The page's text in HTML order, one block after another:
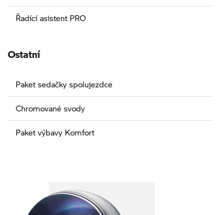
Řadící asistent PRO
Ostatní
Paket sedačky spolujezdce
Chromované svody
Paket výbavy Komfort